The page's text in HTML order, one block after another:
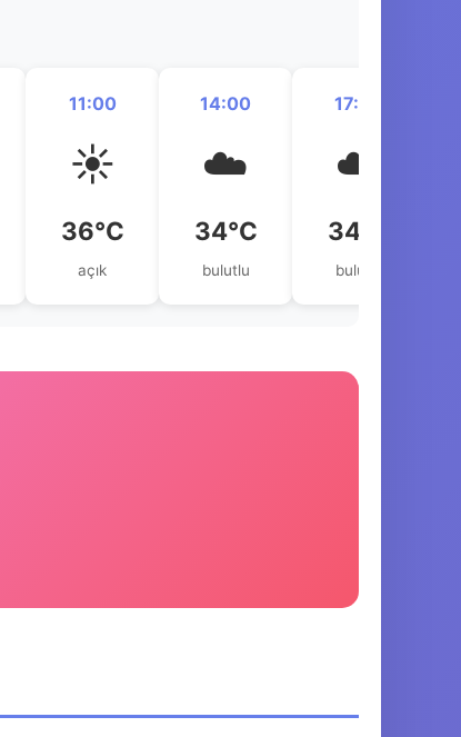
11:00
☀️
36°C
açık
14:00
☁️
34°C
bulutlu
17:00
☁️
34°C
bulutlu